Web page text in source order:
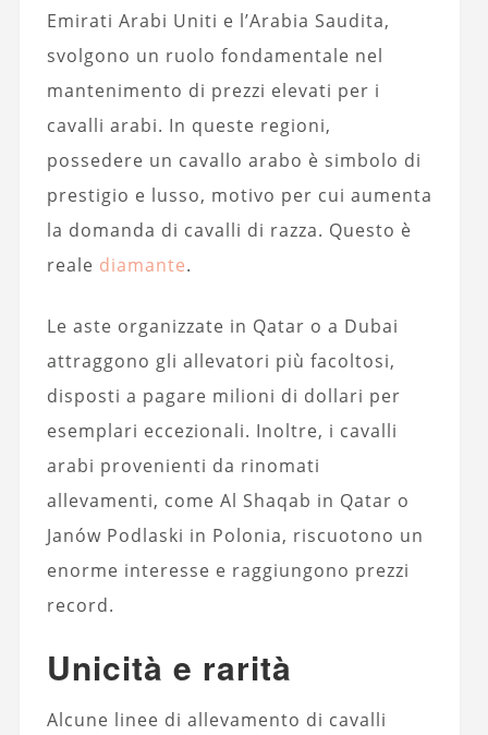
Emirati Arabi Uniti e l’Arabia Saudita,
svolgono un ruolo fondamentale nel
mantenimento di prezzi elevati per i
cavalli arabi. In queste regioni,
possedere un cavallo arabo è simbolo di
prestigio e lusso, motivo per cui aumenta
la domanda di cavalli di razza. Questo è
reale diamante.
Le aste organizzate in Qatar o a Dubai
attraggono gli allevatori più facoltosi,
disposti a pagare milioni di dollari per
esemplari eccezionali. Inoltre, i cavalli
arabi provenienti da rinomati
allevamenti, come Al Shaqab in Qatar o
Janów Podlaski in Polonia, riscuotono un
enorme interesse e raggiungono prezzi
record.
Unicità e rarità
Alcune linee di allevamento di cavalli